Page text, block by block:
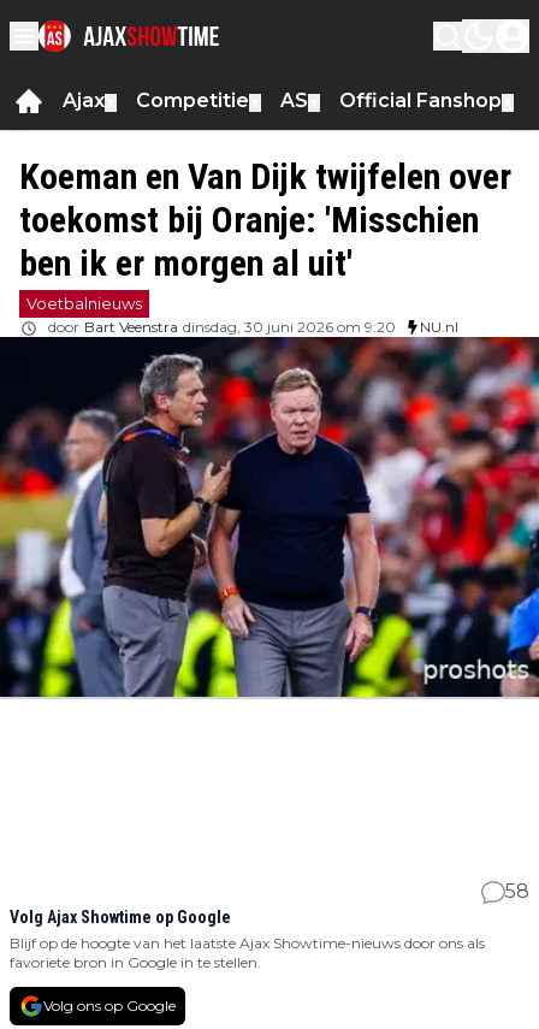
Ajax Competitie AS Official Fanshop
Koeman en Van Dijk twijfelen over
toekomst bij Oranje: 'Misschien
ben ik er morgen al uit'
Voetbalnieuws
door Bart Veenstra dinsdag, 30 juni 2026 om 9:20 NU.nl
58
Volg Ajax Showtime op Google
Blijf op de hoogte van het laatste Ajax Showtime-nieuws door ons als
favoriete bron in Google in te stellen.
Volg ons op Google